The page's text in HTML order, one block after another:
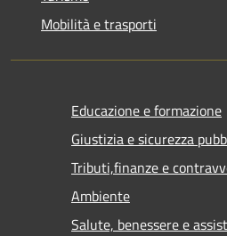
Mobilità e trasporti
Educazione e formazione
Giustizia e sicurezza
Tributi,finanze e
Ambiente
Salute, benessere e